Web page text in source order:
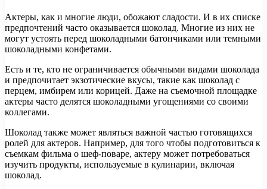
Актеры, как и многие люди, обожают сладости. И в их списке
предпочтений часто оказывается шоколад. Многие из них не
могут устоять перед шоколадными батончиками или темными
шоколадными конфетами.
Есть и те, кто не ограничивается обычными видами шоколада
и предпочитает экзотические вкусы, такие как шоколад с
перцем, имбирем или корицей. Даже на съемочной площадке
актеры часто делятся шоколадными угощениями со своими
коллегами.
Шоколад также может являться важной частью готовящихся
ролей для актеров. Например, для того чтобы подготовиться к
съемкам фильма о шеф-поваре, актеру может потребоваться
изучить продукты, используемые в кулинарии, включая
шоколад.